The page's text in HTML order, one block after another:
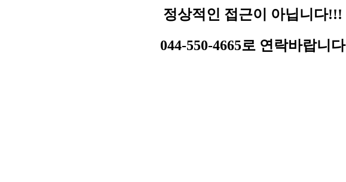
정상적인 접근이 아닙니다!!!
044-550-4665로 연락바랍니다